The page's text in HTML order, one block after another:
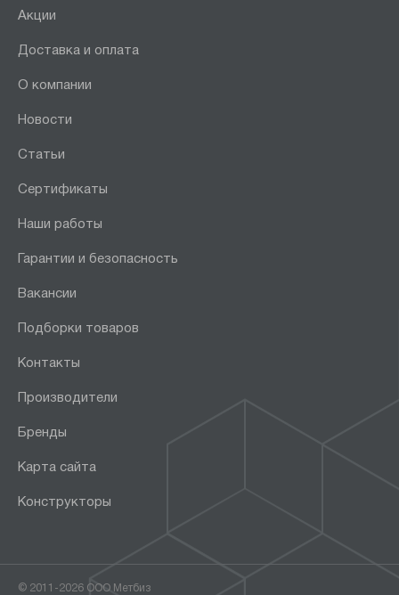
Акции
Доставка и оплата
О компании
Новости
Статьи
Сертификаты
Наши работы
Гарантии и безопасность
Вакансии
Подборки товаров
Контакты
Производители
Бренды
Карта сайта
Конструкторы
© 2011-2026 ООО Метбиз